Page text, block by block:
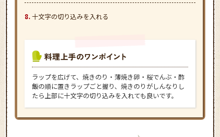
十文字の切り込みを入れる
ラップを広げて、焼きのり・薄焼き卵・桜でんぶ・酢
飯の順に置きラップごと握り、焼きのりがしんなりし
たら上部に十文字の切り込みを入れても良いです。